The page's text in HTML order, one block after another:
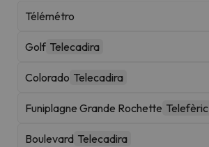
Télémétro
Golf Telecadira
Colorado Telecadira
Funiplagne Grande Rochette Telefèric
Boulevard Telecadira